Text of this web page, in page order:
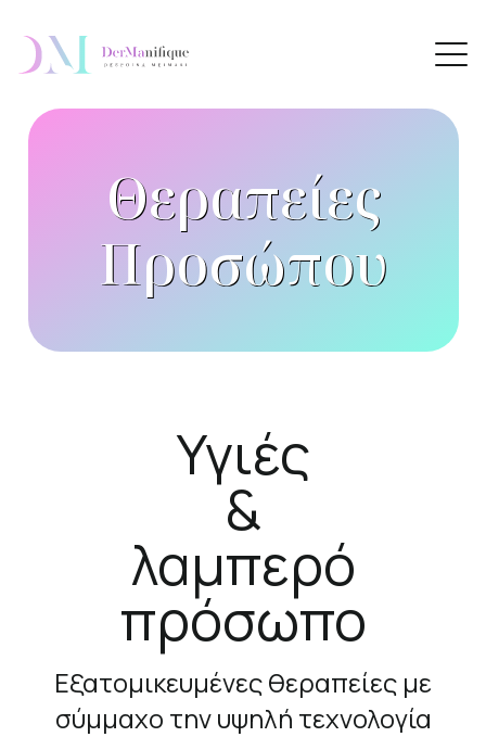
Θεραπείες
Προσώπου
Υγιές
&
λαμπερό
πρόσωπο
Εξατομικευμένες θεραπείες με
σύμμαχο την υψηλή τεχνολογία